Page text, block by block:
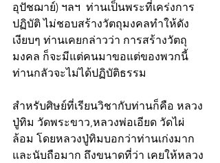
อุปัชฌาย์) ฯลฯ  ท่านเป็นพระที่เคร่งการ
ปฏิบัติ ไม่ชอบสร้างวัตถุมงคลทำให้ดัง
เงียบๆ ท่านเคยกล่าวว่า การสร้างวัตถุ
มงคล ก็จะมีแต่คนมาขอแต่ของพวกนี้
ท่านกลัวจะไม่ได้ปฏิบัติธรรม
สำหรับศิษย์ที่เรียนวิชากับท่านก็คือ หลวง
ปู่ทิม วัดพระขาว,หลวงพ่อเอียด วัดไผ่
ล้อม โดยหลวงปู่ทิมบอกว่าท่านเก่งมาก
และนับถือมาก ถึงขนาดที่ว่า เคยให้หลวง